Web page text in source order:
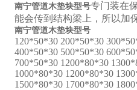
南宁管道木垫块型号专门装在
能会传到结构梁上，所以加
南宁管道木垫块型号
120*50*30 200*50*30
400*50*30 500*50*30
700*50*30 1200*80*30
1000*80*30 1200*80*30
1500*80*30 1700*80*30